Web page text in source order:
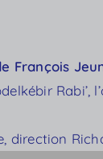
François
direction